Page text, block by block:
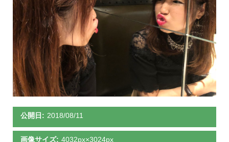
公開日: 2018/08/11
画像サイズ: 4032px×3024px